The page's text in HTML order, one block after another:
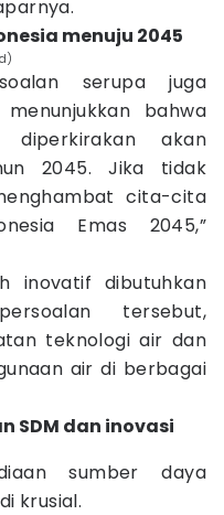
menuju 2045
serupa juga
bahwa
akan
2045. Jika tidak
cita-cita
Emas 2045,”
inovatif dibutuhkan
tersebut,
teknologi air dan
air di berbagai
SDM dan inovasi
sumber daya
krusial.